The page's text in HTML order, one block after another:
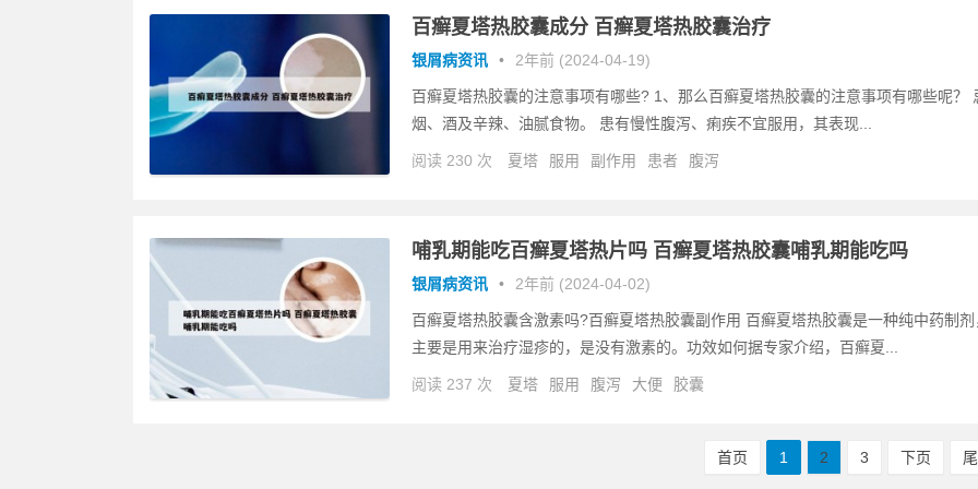
百癣夏塔热胶囊成分 百癣夏塔热胶囊治疗
银屑病资讯 • 2年前 (2024-04-19)
百癣夏塔热胶囊的注意事项有哪些? 1、那么百癣夏塔热胶囊的注意事项有哪些呢？
烟、酒及辛辣、油腻食物。 患有慢性腹泻、痢疾不宜服用，其表现...
阅读 230 次 夏塔 服用 副作用 患者 腹泻
哺乳期能吃百癣夏塔热片吗 百癣夏塔热胶囊哺乳期能吃吗
银屑病资讯 • 2年前 (2024-04-02)
百癣夏塔热胶囊含激素吗?百癣夏塔热胶囊副作用 百癣夏塔热胶囊是一种纯中药制剂
主要是用来治疗湿疹的，是没有激素的。功效如何据专家介绍，百癣夏...
阅读 237 次 夏塔 服用 腹泻 大便 胶囊
首页 1 2 3 下页